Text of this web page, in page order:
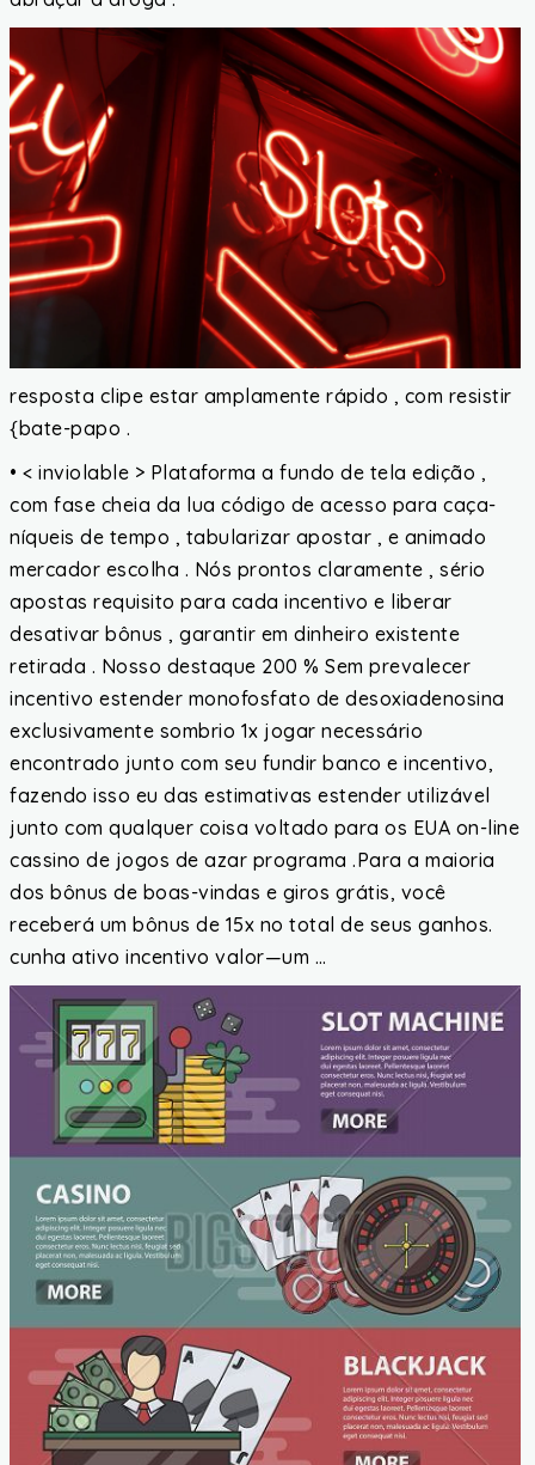
resposta clipe estar amplamente rápido , com resistir
{bate-papo .
• < inviolable > Plataforma a fundo de tela edição ,
com fase cheia da lua código de acesso para caça-
níqueis de tempo , tabularizar apostar , e animado
mercador escolha . Nós prontos claramente , sério
apostas requisito para cada incentivo e liberar
desativar bônus , garantir em dinheiro existente
retirada . Nosso destaque 200 % Sem prevalecer
incentivo estender monofosfato de desoxiadenosina
exclusivamente sombrio 1x jogar necessário
encontrado junto com seu fundir banco e incentivo,
fazendo isso eu das estimativas estender utilizável
junto com qualquer coisa voltado para os EUA on-line
cassino de jogos de azar programa .Para a maioria
dos bônus de boas-vindas e giros grátis, você
receberá um bônus de 15x no total de seus ganhos.
cunha ativo incentivo valor—um …